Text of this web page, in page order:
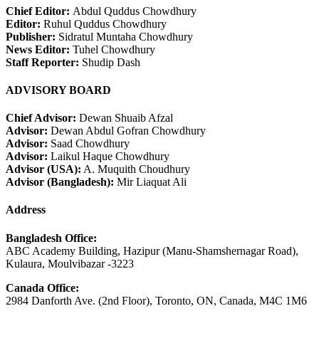
Chief Editor: Abdul Quddus Chowdhury
Editor: Ruhul Quddus Chowdhury
Publisher: Sidratul Muntaha Chowdhury
News Editor: Tuhel Chowdhury
Staff Reporter: Shudip Dash
ADVISORY BOARD
Chief Advisor: Dewan Shuaib Afzal
Advisor: Dewan Abdul Gofran Chowdhury
Advisor: Saad Chowdhury
Advisor: Laikul Haque Chowdhury
Advisor (USA): A. Muquith Choudhury
Advisor (Bangladesh): Mir Liaquat Ali
Address
Bangladesh Office:
ABC Academy Building, Hazipur (Manu-Shamshernagar Road),
Kulaura, Moulvibazar -3223
Canada Office:
2984 Danforth Ave. (2nd Floor), Toronto, ON, Canada, M4C 1M6